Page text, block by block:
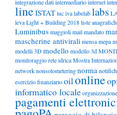
integrazione datiintermediariointernet
line ISTATiucivalabelablabs
levaLight + Building 2018liste
Luminibusmaggiolimailmandato
mascherine antiviralimensamepa
modelli 3Dmodello modello 3d
monitoraggio rete idricaMostra
networknonsolometeringnorma
esercizio finanziariooilonline
informatico localeorganizzazione
pagamenti